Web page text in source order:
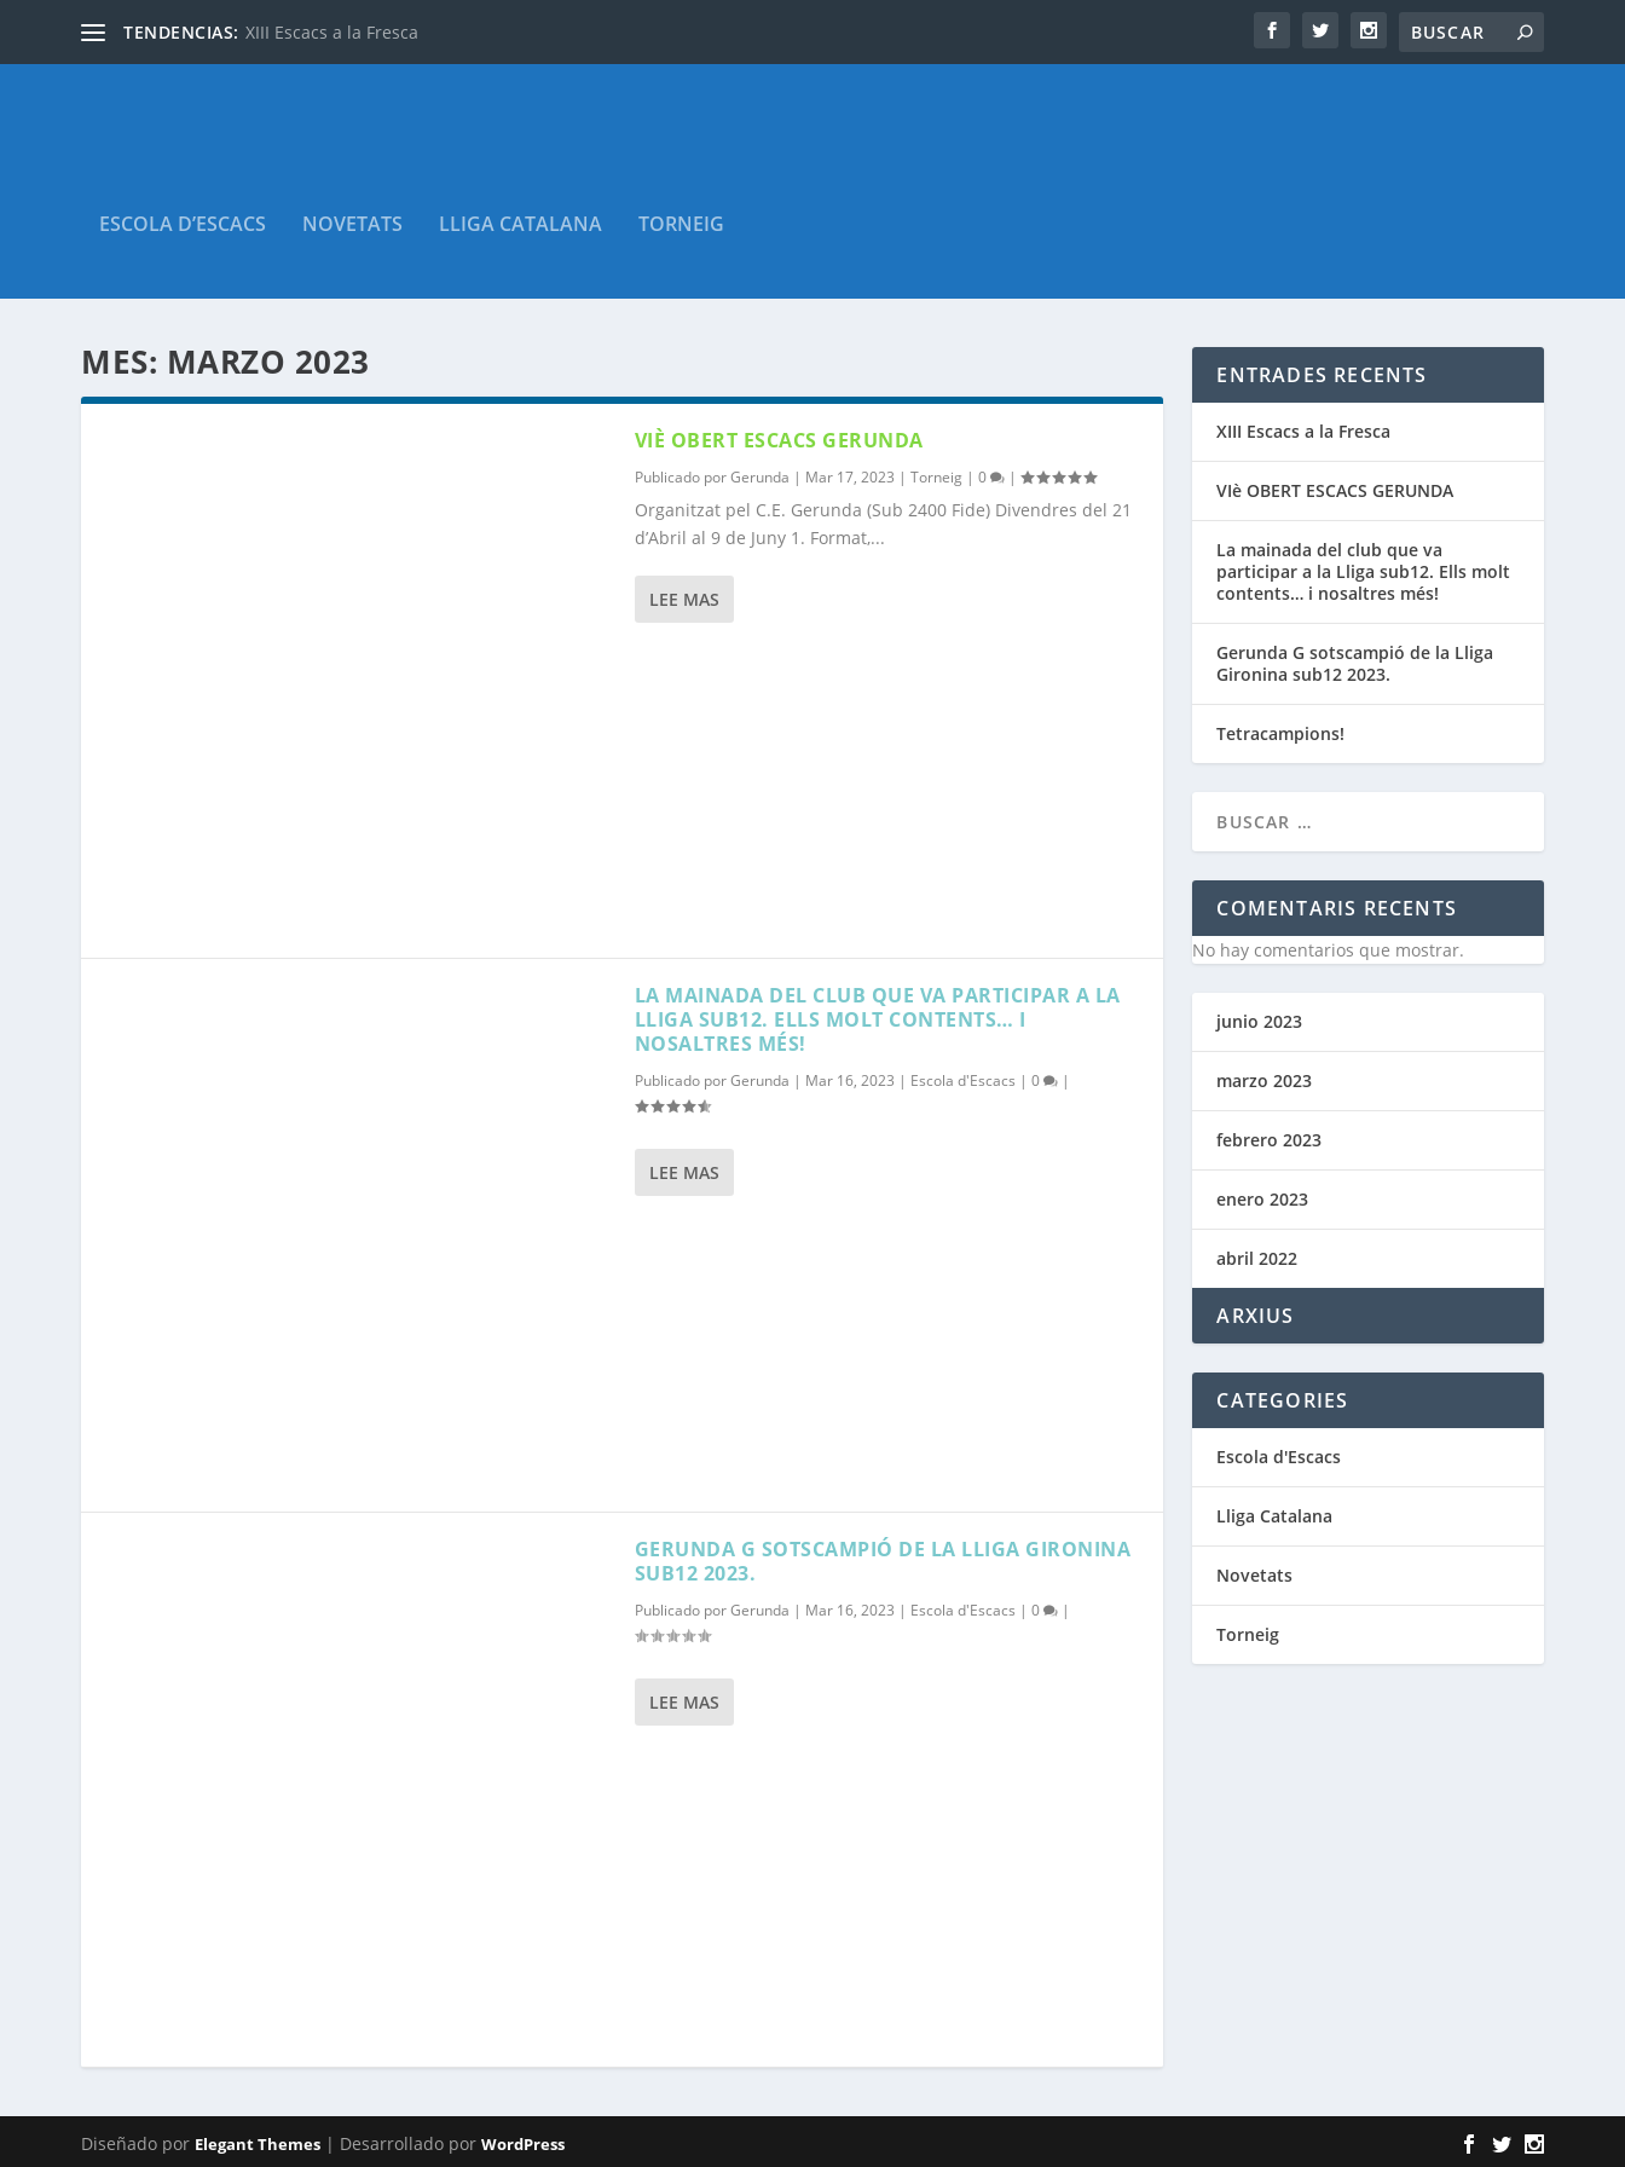
TENDENCIAS: XIII Escacs a la Fresca
ESCOLA D’ESCACS NOVETATS LLIGA CATALANA TORNEIG
MES: MARZO 2023
VIÈ OBERT ESCACS GERUNDA
Publicado porGerunda | Mar 17, 2023 | Torneig | 0 |
Organitzat pel C.E. Gerunda (Sub 2400 Fide) Divendres del 21
d’Abril al 9 de Juny 1. Format,...
LEE MAS
LA MAINADA DEL CLUB QUE VA PARTICIPAR A LA
LLIGA SUB12. ELLS MOLT CONTENTS… I
NOSALTRES MÉS!
Publicado porGerunda | Mar 16, 2023 | Escola d'Escacs | 0 |
LEE MAS
GERUNDA G SOTSCAMPIÓ DE LA LLIGA GIRONINA
SUB12 2023.
Publicado porGerunda | Mar 16, 2023 | Escola d'Escacs | 0 |
LEE MAS
ENTRADES RECENTS
XIII Escacs a la Fresca
VIè OBERT ESCACS GERUNDA
La mainada del club que va
participar a la Lliga sub12. Ells molt
contents… i nosaltres més!
Gerunda G sotscampió de la Lliga
Gironina sub12 2023.
Tetracampions!
COMENTARIS RECENTS
No hay comentarios que mostrar.
junio 2023
marzo 2023
febrero 2023
enero 2023
abril 2022
ARXIUS
CATEGORIES
Escola d'Escacs
Lliga Catalana
Novetats
Torneig
Diseñado por Elegant Themes | Desarrollado porWordPress